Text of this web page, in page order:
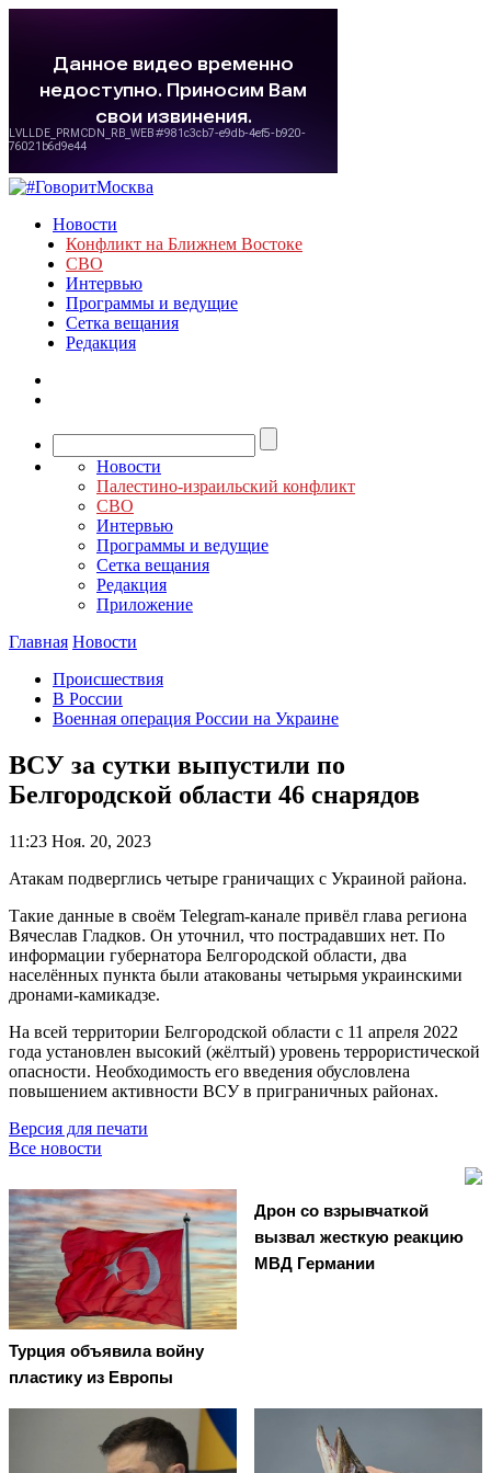
Новости
Конфликт на Ближнем Востоке
СВО
Интервью
Программы и ведущие
Сетка вещания
Редакция
Новости
Палестино-израильский конфликт
СВО
Интервью
Программы и ведущие
Сетка вещания
Редакция
Приложение
Главная Новости
Происшествия
В России
Военная операция России на Украине
ВСУ за сутки выпустили по
Белгородской области 46 снарядов
11:23 Ноя. 20, 2023
Атакам подверглись четыре граничащих с Украиной района.
Такие данные в своём Telegram-канале привёл глава региона
Вячеслав Гладков. Он уточнил, что пострадавших нет. По
информации губернатора Белгородской области, два
населённых пункта были атакованы четырьмя украинскими
дронами-камикадзе.
На всей территории Белгородской области с 11 апреля 2022
года установлен высокий (жёлтый) уровень террористической
опасности. Необходимость его введения обусловлена
повышением активности ВСУ в приграничных районах.
Версия для печати
Все новости
Турция объявила войну
пластику из Европы
Дрон со взрывчаткой
вызвал жесткую реакцию
МВД Германии